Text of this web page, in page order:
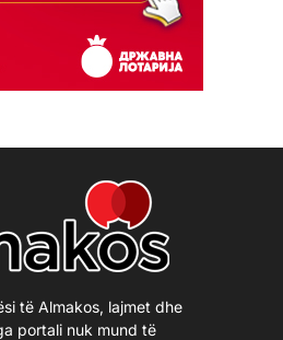
të Almakos, lajmet dhe
portali nuk mund të